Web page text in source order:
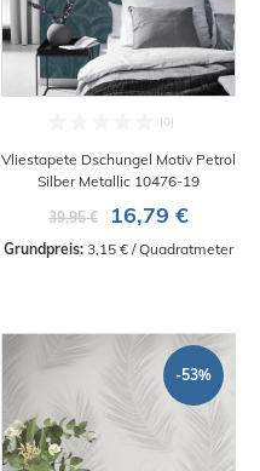
Vliestapete Dschungel Motiv Petrol
Silber Metallic 10476-19
39,95 €
16,79 €
Grundpreis: 3,15 € / Quadratmeter
-53%